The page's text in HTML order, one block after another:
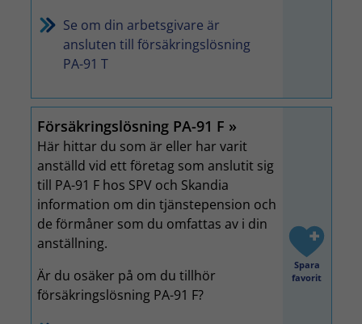
Se om din arbetsgivare är
ansluten till försäkringslösning
PA-91 T
Försäkringslösning PA-91 F
Här hittar du som är eller har varit
anställd vid ett företag som anslutit sig
till PA-91 F hos SPV och Skandia
information om din tjänstepension och
de förmåner som du omfattas av i din
anställning.
Är du osäker på om du tillhör
försäkringslösning PA-91 F?
Spara
favorit